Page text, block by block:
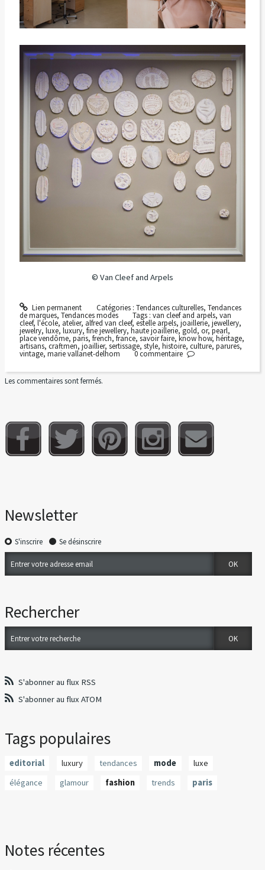
© Van Cleef and Arpels
Lien permanent Catégories : Tendances culturelles, Tendances
de marques, Tendances modes Tags :van cleef and arpels,van
cleef, l'école, atelier, alfred van cleef, estelle arpels, joaillerie, jewellery,
jewelry, luxe, luxury, fine jewellery, haute joaillerie,gold, or,pearl,
place vendôme, paris, french, france, savoir faire, know how, héritage,
artisans, craftmen, joaillier, sertissage, style, histoire, culture, parures,
vintage,marie vallanet-delhom 0commentaire
Les commentaires sont fermés.
Newsletter
S'inscrire Se désinscrire
Rechercher
S'abonner au flux RSS
S'abonner au flux ATOM
Tags populaires
editorial luxury tendances mode
luxe
élégance
glamour fashion trends paris
Notes récentes